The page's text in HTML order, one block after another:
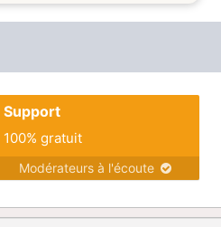
Support
100% gratuit
Modérateurs à l'écoute